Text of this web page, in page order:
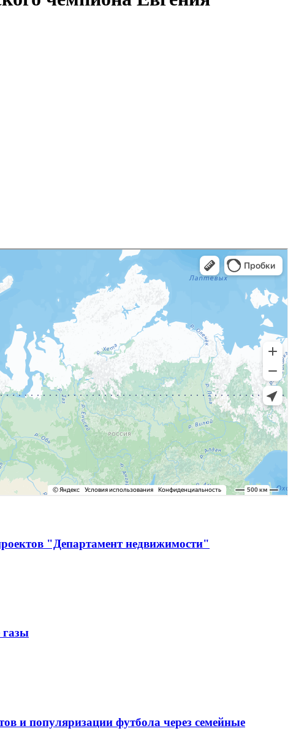
"Департамент недвижимости"
газы
и популяризации футбола через семейные